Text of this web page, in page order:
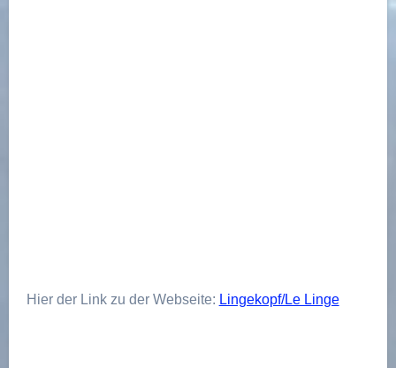
Hier der Link zu der Webseite: Lingekopf/Le Linge